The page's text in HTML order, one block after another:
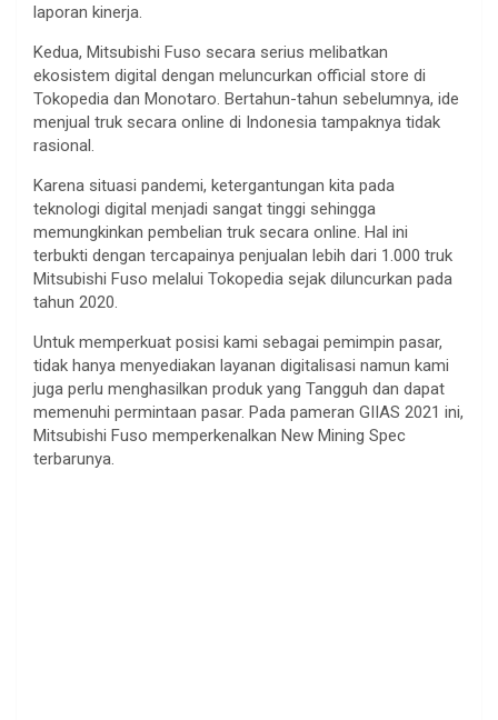
laporan kinerja.
Kedua, Mitsubishi Fuso secara serius melibatkan
ekosistem digital dengan meluncurkan official store di
Tokopedia dan Monotaro. Bertahun-tahun sebelumnya, ide
menjual truk secara online di Indonesia tampaknya tidak
rasional.
Karena situasi pandemi, ketergantungan kita pada
teknologi digital menjadi sangat tinggi sehingga
memungkinkan pembelian truk secara online. Hal ini
terbukti dengan tercapainya penjualan lebih dari 1.000 truk
Mitsubishi Fuso melalui Tokopedia sejak diluncurkan pada
tahun 2020.
Untuk memperkuat posisi kami sebagai pemimpin pasar,
tidak hanya menyediakan layanan digitalisasi namun kami
juga perlu menghasilkan produk yang Tangguh dan dapat
memenuhi permintaan pasar. Pada pameran GIIAS 2021 ini,
Mitsubishi Fuso memperkenalkan New Mining Spec
terbarunya.